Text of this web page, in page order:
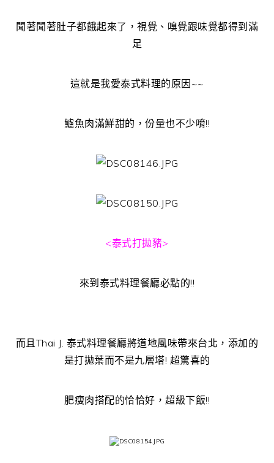
聞著聞著肚子都餓起來了，視覺、嗅覺跟味覺都得到滿
足
這就是我愛泰式料理的原因~~
鱸魚肉滿鮮甜的，份量也不少唷!!
<泰式打拋豬>
來到泰式料理餐廳必點的!!
而且Thai J. 泰式料理餐廳將道地風味帶來台北，添加的
是打拋葉而不是九層塔! 超驚喜的
肥瘦肉搭配的恰恰好，超級下飯!!